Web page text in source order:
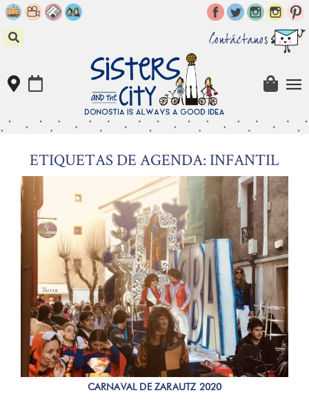
Skip
to
content
Contáctanos
ETIQUETAS DE AGENDA: INFANTIL
CARNAVAL DE ZARAUTZ 2020